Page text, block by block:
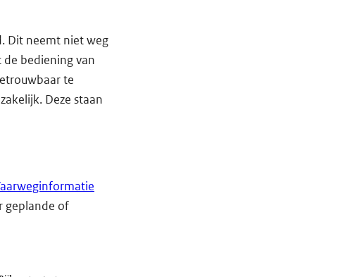
Dit neemt niet weg
de bediening van
te
Deze staan
geplande of